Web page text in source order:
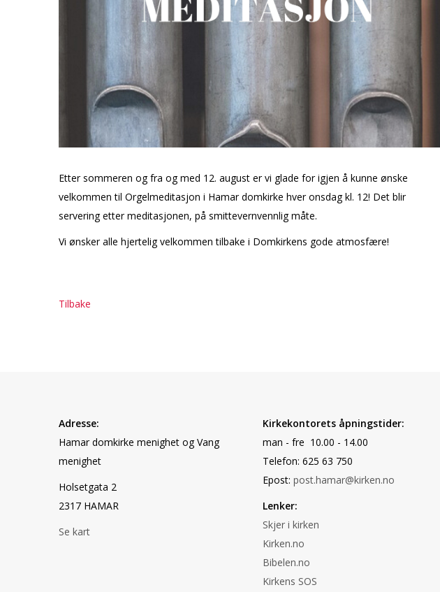
Etter sommeren og fra og med 12. august er vi glade for igjen å kunne ønske
velkommen til Orgelmeditasjon i Hamar domkirke hver onsdag kl. 12! Det blir
servering etter meditasjonen, på smittevernvennlig måte.
Vi ønsker alle hjertelig velkommen tilbake i Domkirkens gode atmosfære!
Tilbake
Adresse:
Hamar domkirke menighet og Vang
menighet
Holsetgata 2
2317 HAMAR
Se kart
Kirkekontorets åpningstider:
man - fre 10.00 - 14.00
Telefon: 625 63 750
Epost: post.hamar@kirken.no
Lenker:
Skjer i kirken
Kirken.no
Bibelen.no
Kirkens SOS